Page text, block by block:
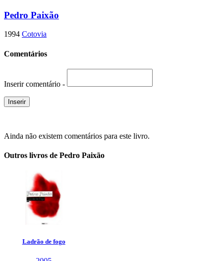
Pedro Paixão
1994 Cotovia
Comentários
Inserir comentário -
Ainda não existem comentários para este livro.
Outros livros de Pedro Paixão